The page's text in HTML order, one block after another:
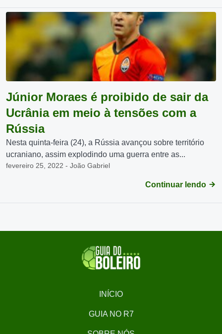
Júnior Moraes é proibido de sair da
Ucrânia em meio à tensões com a
Rússia
Nesta quinta-feira (24), a Rússia avançou sobre território
ucraniano, assim explodindo uma guerra entre as...
fevereiro 25, 2022 - João Gabriel
Continuar lendo
INÍCIO
GUIA NO R7